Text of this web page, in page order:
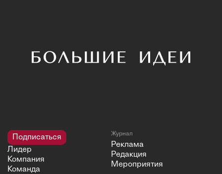
Подписаться
Лидер
Компания
Команда
Журнал
Реклама
Редакция
Мероприятия